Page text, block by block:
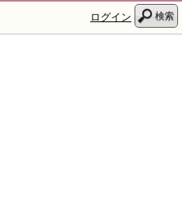
ログイン 検索